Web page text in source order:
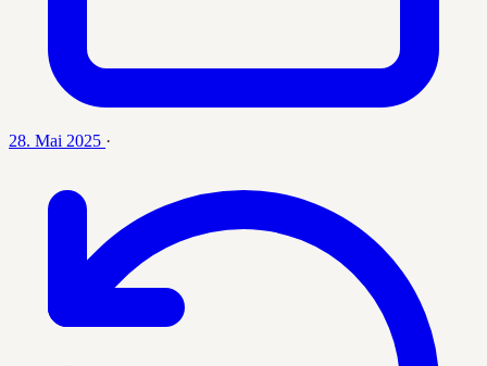
28. Mai 2025 ·